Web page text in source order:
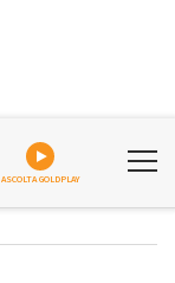
ASCOLTA GOLDPLAY